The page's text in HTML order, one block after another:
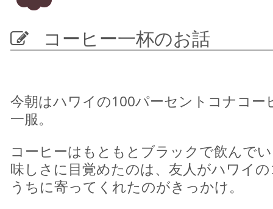
コーヒー一杯のお話
今朝はハワイの100パーセントコナコー
一服。
コーヒーはもともとブラックで飲んで
味しさに目覚めたのは、友人がハワイ
うちに寄ってくれたのがきっかけ。